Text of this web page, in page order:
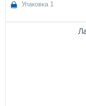
Упаковка 1